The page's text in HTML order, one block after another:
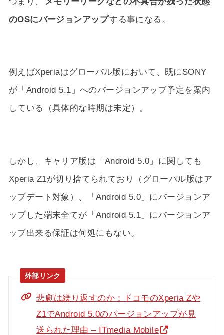
のOSにバージョンアップする事になる。
例えばXperiaはグローバル版において、既にSONY
が「Android 5.1」へのバージョンアップ予定を案内
している（具体的な時期は未定）。
しかし、キャリア版は「Android 5.0」に関しても
Xperia Z1が切り捨てられており（グローバル版はア
ップデート対象）、「Android 5.0」にバージョンア
ップした端末全てが「Android 5.1」にバージョンア
ップ出来る保証は何処にもない。
悲劇は繰り返すのか：ドコモのXperia Zや
Z1でAndroid 5.0のバージョンアップが見
送られた理由 – ITmedia Mobile